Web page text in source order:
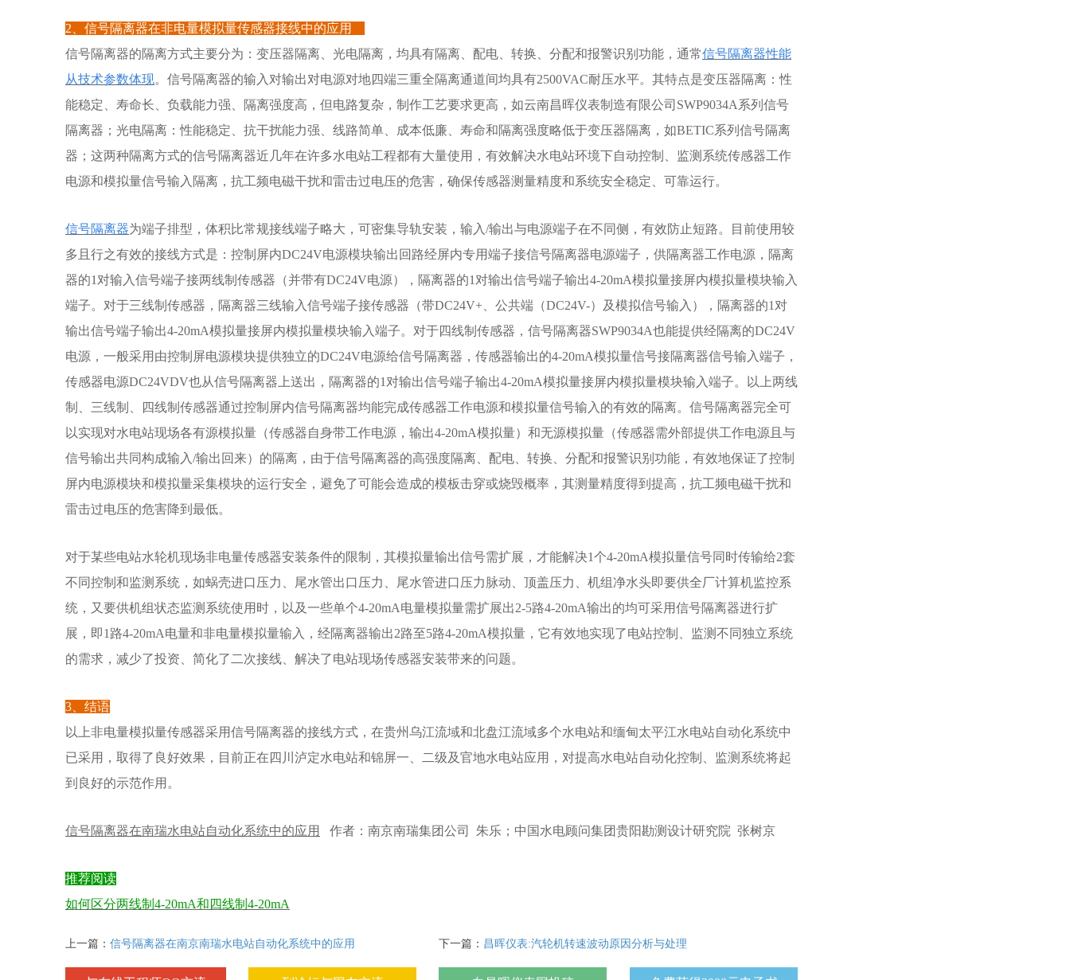
2、信号隔离器在非电量模拟量传感器接线中的应用
信号隔离器的隔离方式主要分为：变压器隔离、光电隔离，均具有隔离、配电、转换、分配和报警识别功能，通常信号隔离器性能
从技术参数体现。信号隔离器的输入对输出对电源对地四端三重全隔离通道间均具有2500VAC耐压水平。其特点是变压器隔离：性
能稳定、寿命长、负载能力强、隔离强度高，但电路复杂，制作工艺要求更高，如云南昌晖仪表制造有限公司SWP9034A系列信号
隔离器；光电隔离：性能稳定、抗干扰能力强、线路简单、成本低廉、寿命和隔离强度略低于变压器隔离，如BETIC系列信号隔离
器；这两种隔离方式的信号隔离器近几年在许多水电站工程都有大量使用，有效解决水电站环境下自动控制、监测系统传感器工作
电源和模拟量信号输入隔离，抗工频电磁干扰和雷击过电压的危害，确保传感器测量精度和系统安全稳定、可靠运行。
信号隔离器为端子排型，体积比常规接线端子略大，可密集导轨安装，输入/输出与电源端子在不同侧，有效防止短路。目前使用较
多且行之有效的接线方式是：控制屏内DC24V电源模块输出回路经屏内专用端子接信号隔离器电源端子，供隔离器工作电源，隔离
器的1对输入信号端子接两线制传感器（并带有DC24V电源），隔离器的1对输出信号端子输出4-20mA模拟量接屏内模拟量模块输入
端子。对于三线制传感器，隔离器三线输入信号端子接传感器（带DC24V+、公共端（DC24V-）及模拟信号输入），隔离器的1对
输出信号端子输出4-20mA模拟量接屏内模拟量模块输入端子。对于四线制传感器，信号隔离器SWP9034A也能提供经隔离的DC24V
电源，一般采用由控制屏电源模块提供独立的DC24V电源给信号隔离器，传感器输出的4-20mA模拟量信号接隔离器信号输入端子，
传感器电源DC24VDV也从信号隔离器上送出，隔离器的1对输出信号端子输出4-20mA模拟量接屏内模拟量模块输入端子。以上两线
制、三线制、四线制传感器通过控制屏内信号隔离器均能完成传感器工作电源和模拟量信号输入的有效的隔离。信号隔离器完全可
以实现对水电站现场各有源模拟量（传感器自身带工作电源，输出4-20mA模拟量）和无源模拟量（传感器需外部提供工作电源且与
信号输出共同构成输入/输出回来）的隔离，由于信号隔离器的高强度隔离、配电、转换、分配和报警识别功能，有效地保证了控制
屏内电源模块和模拟量采集模块的运行安全，避免了可能会造成的模板击穿或烧毁概率，其测量精度得到提高，抗工频电磁干扰和
雷击过电压的危害降到最低。
对于某些电站水轮机现场非电量传感器安装条件的限制，其模拟量输出信号需扩展，才能解决1个4-20mA模拟量信号同时传输给2套
不同控制和监测系统，如蜗壳进口压力、尾水管出口压力、尾水管进口压力脉动、顶盖压力、机组净水头即要供全厂计算机监控系
统，又要供机组状态监测系统使用时，以及一些单个4-20mA电量模拟量需扩展出2-5路4-20mA输出的均可采用信号隔离器进行扩
展，即1路4-20mA电量和非电量模拟量输入，经隔离器输出2路至5路4-20mA模拟量，它有效地实现了电站控制、监测不同独立系统
的需求，减少了投资、简化了二次接线、解决了电站现场传感器安装带来的问题。
3、结语
以上非电量模拟量传感器采用信号隔离器的接线方式，在贵州乌江流域和北盘江流域多个水电站和缅甸太平江水电站自动化系统中
已采用，取得了良好效果，目前正在四川泸定水电站和锦屏一、二级及官地水电站应用，对提高水电站自动化控制、监测系统将起
到良好的示范作用。
信号隔离器在南瑞水电站自动化系统中的应用 作者：南京南瑞集团公司 朱乐；中国水电顾问集团贵阳勘测设计研究院 张树京
推荐阅读
如何区分两线制4-20mA和四线制4-20mA
上一篇： 信号隔离器在南京南瑞水电站自动化系统中的应用 下一篇： 昌晖仪表:汽轮机转速波动原因分析与处理